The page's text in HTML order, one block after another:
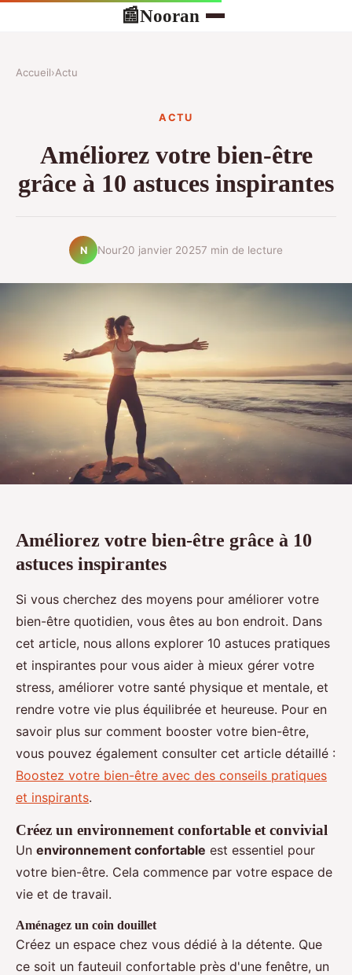
📰Nooran
Accueil›Actu
ACTU
Améliorez votre bien-être
grâce à 10 astuces inspirantes
N Nour20 janvier 20257 min de lecture
Améliorez votre bien-être grâce à 10
astuces inspirantes
Si vous cherchez des moyens pour améliorer votre
bien-être quotidien, vous êtes au bon endroit. Dans
cet article, nous allons explorer 10 astuces pratiques
et inspirantes pour vous aider à mieux gérer votre
stress, améliorer votre santé physique et mentale, et
rendre votre vie plus équilibrée et heureuse. Pour en
savoir plus sur comment booster votre bien-être,
vous pouvez également consulter cet article détaillé :
Boostez votre bien-être avec des conseils pratiques
et inspirants.
Créez un environnement confortable et convivial
Un environnement confortable est essentiel pour
votre bien-être. Cela commence par votre espace de
vie et de travail.
Aménagez un coin douillet
Créez un espace chez vous dédié à la détente. Que
ce soit un fauteuil confortable près d'une fenêtre, un